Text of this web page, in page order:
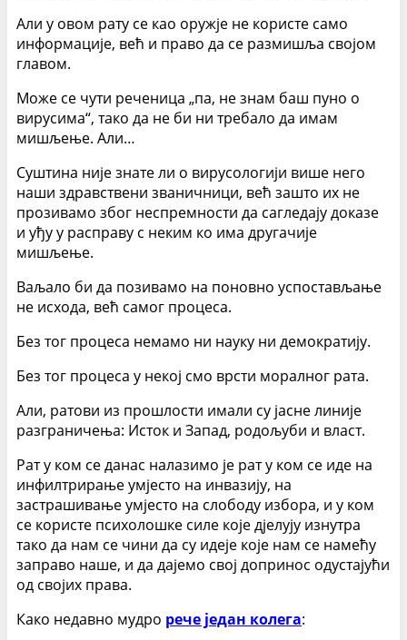
Али у овом рату се као оружје не користе само
информације, већ и право да се размишља својом
главом.
Може се чути реченица „па, не знам баш пуно о
вирусима“, тако да не би ни требало да имам
мишљење. Али…
Суштина није знате ли о вирусологији више него
наши здравствени званичници, већ зашто их не
прозивамо због неспремности да сагледају доказе
и уђу у расправу с неким ко има другачије
мишљење.
Ваљало би да позивамо на поновно успостављање
не исхода, већ самог процеса.
Без тог процеса немамо ни науку ни демократију.
Без тог процеса у некој смо врсти моралног рата.
Али, ратови из прошлости имали су јасне линије
разграничења: Исток и Запад, родољуби и власт.
Рат у ком се данас налазимо је рат у ком се иде на
инфилтрирање умјесто на инвазију, на
застрашивање умјесто на слободу избора, и у ком
се користе психолошке силе које дјелују изнутра
тако да нам се чини да су идеје које нам се намећу
заправо наше, и да дајемо свој допринос одустајући
од својих права.
Како недавно мудро рече један колега: